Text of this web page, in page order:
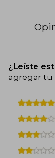
¿Leíste
agregar tu